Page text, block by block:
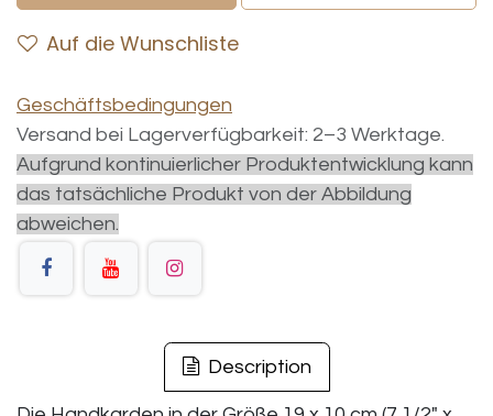
Auf die Wunschliste
Geschäftsbedingungen
Versand bei Lagerverfügbarkeit: 2–3 Werktage.
Aufgrund kontinuierlicher Produktentwicklung kann
das tatsächliche Produkt von der Abbildung
abweichen.
Description